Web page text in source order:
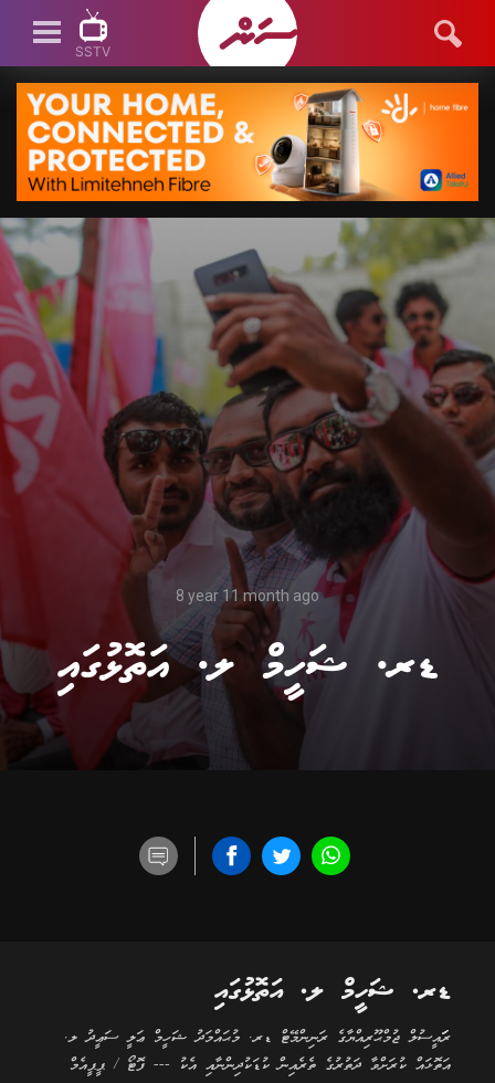
SSTV
SSTV LIVE
8 year 11 month ago
ޑރ. ޝަހީމް ލ. އަތޮޅުގައި
ޑރ. ޝަހީމް ލ. އަތޮޅުގައި
ރަަައީސުލް ޖުމްޙޫރިއްޔާގެ ރަނިންމޭޓް ޑރ. މުޙައްމަދު ޝަހީމް ޢަލީ ސަޢީދު ލ.
އަތޮޅައް ކުރަށްވާ ދަތުރުގެ ތެރެއިން ކުޑަކުދިންނާއި އެކު --- ފޮޓޯ / ޕީޕީއެމް